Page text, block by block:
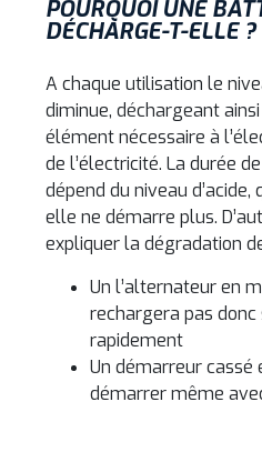
POURQUOI UNE
DÉCHARGE-T-ELLE ?
A chaque utilisation le
diminue, déchargeant
élément nécessaire à
de l’électricité. La durée
dépend du niveau
elle ne démarre plus.
expliquer la dégradation
Un l’alternateur en
rechargera pas
rapidement
Un démarreur
démarrer même